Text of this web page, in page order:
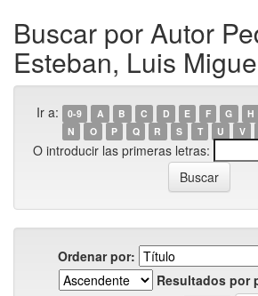
Buscar por Autor
Esteban, Luis
Ir a: 0-9 A B C D E F G H
N
O P Q R S T U V
O introducir las primeras letras:
Ordenar por:
Resultados por